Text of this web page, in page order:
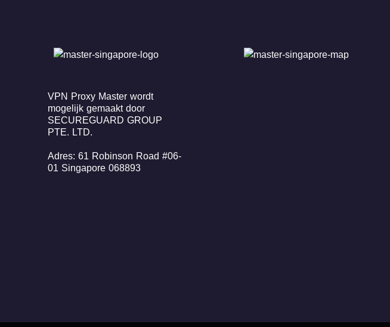
VPN Proxy Master wordt
mogelijk gemaakt door
SECUREGUARD GROUP
PTE. LTD.
Adres: 61 Robinson Road #06-
01 Singapore 068893